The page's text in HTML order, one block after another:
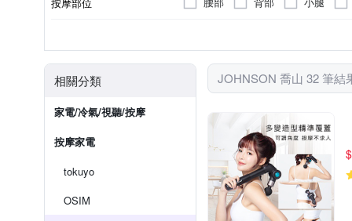
相關分類
家電/冷氣/視聽/按摩
按摩家電
tokuyo
OSIM
JOHNSON 喬山 32 筆結
$